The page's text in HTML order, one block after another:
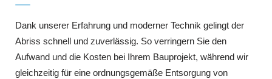
Dank unserer Erfahrung und moderner Technik gelingt der
Abriss schnell und zuverlässig. So verringern Sie den
Aufwand und die Kosten bei Ihrem Bauprojekt, während wir
gleichzeitig für eine ordnungsgemäße Entsorgung von